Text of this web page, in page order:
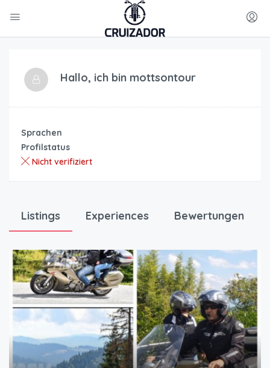
Hallo, ich bin mottsontour
Sprachen
Profilstatus
Nicht verifiziert
Listings Experiences Bewertungen